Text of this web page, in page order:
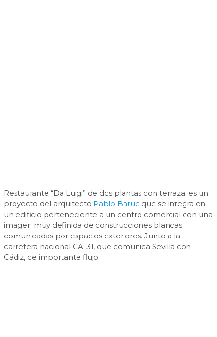
Restaurante “Da Luigi” de dos plantas con terraza, es un
proyecto del arquitecto Pablo Baruc que se integra en
un edificio perteneciente a un centro comercial con una
imagen muy definida de construcciones blancas
comunicadas por espacios exteriores. Junto a la
carretera nacional CA-31, que comunica Sevilla con
Cádiz, de importante flujo.